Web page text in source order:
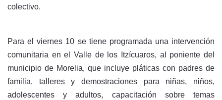
colectivo.
Para el viernes 10 se tiene programada una intervención
comunitaria en el Valle de los Itzícuaros, al poniente del
municipio de Morelia, que incluye pláticas con padres de
familia, talleres y demostraciones para niñas, niños,
adolescentes y adultos, capacitación sobre temas